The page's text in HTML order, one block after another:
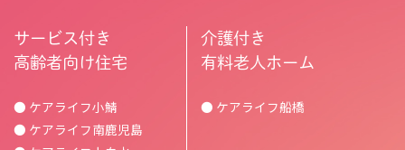
サービス付き
高齢者向け住宅
● ケアライフ小鯖
● ケアライフ南鹿児島
介護付き
有料老人ホーム
● ケアライフ船橋